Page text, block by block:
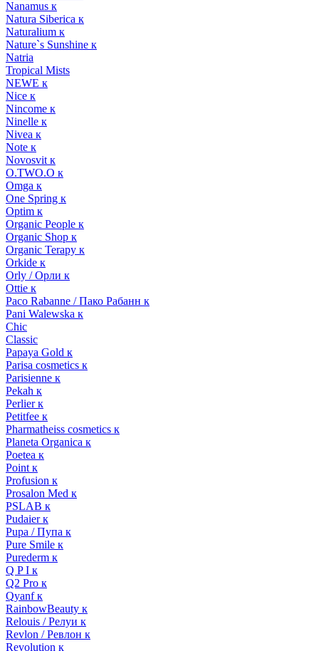
Nanamus к
Natura Siberica к
Naturalium к
Nature`s Sunshine к
Natria
Tropical Mists
NEWE к
Nice к
Nincome к
Ninelle к
Nivea к
Note к
Novosvit к
O.TWO.O к
Omga к
One Spring к
Optim к
Organic People к
Organic Shop к
Organic Terapy к
Orkide к
Orly / Орли к
Ottie к
Paco Rabanne / Пако Рабанн к
Pani Walewska к
Chic
Classic
Papaya Gold к
Parisa cosmetics к
Parisienne к
Pekah к
Perlier к
Petitfee к
Pharmatheiss cosmetics к
Planeta Organica к
Poetea к
Point к
Profusion к
Prosalon Med к
PSLAB к
Pudaier к
Pupa / Пупа к
Pure Smile к
Purederm к
Q P I к
Q2 Pro к
Qyanf к
RainbowBeauty к
Relouis / Релуи к
Revlon / Ревлон к
Revolution к